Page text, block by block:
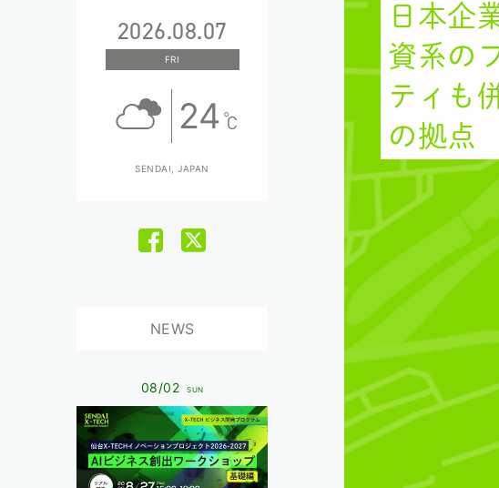
日本企
資系の
ティも
の拠点
2026.08.07
FRI
24
SENDAI, JAPAN
facebookページへ
X（旧Twitter）ページへ
NEWS
08/02 SUN